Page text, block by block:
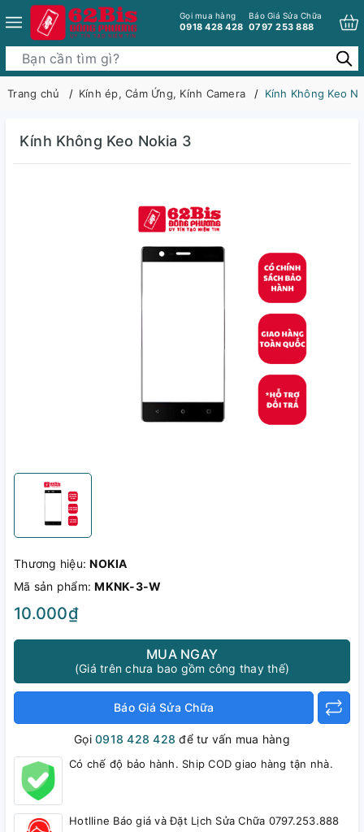
Gọi mua hàng
0918 428 428
Báo Giá Sửa Chữa
0797 253 888
Trang chủ Kính ép, Cảm Ứng, Kính Camera Kính Không Keo
Kính Không Keo Nokia 3
Thương hiệu:NOKIA
Mã sản phẩm:MKNK-3-W
10.000₫
MUA NGAY
(Giá trên chưa bao gồm công thay thế)
Báo Giá Sửa Chữa
Gọi0918 428 428 để tư vấn mua hàng
Có chế độ bảo hành. Ship COD giao hàng tận nhà.
Hotlline Báo giá và Đặt Lịch Sửa Chữa 0797.253.888